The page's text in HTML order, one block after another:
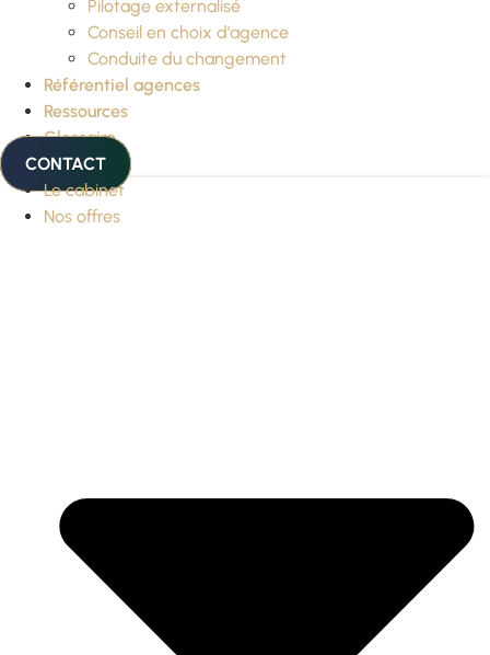
Pilotage externalisé
Conseil en choix d’agence
Conduite du changement
Référentiel agences
Ressources
Glossaire
CONTACT
Le cabinet
Nos offres